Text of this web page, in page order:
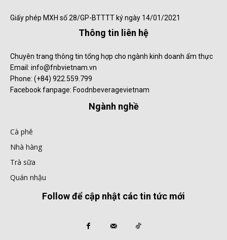
Giấy phép MXH số 28/GP-BTTTT ký ngày 14/01/2021
Thông tin liên hệ
Chuyên trang thông tin tổng hợp cho ngành kinh doanh ẩm thực
Email: info@fnbvietnam.vn
Phone: (+84) 922.559.799
Facebook fanpage: Foodnbeveragevietnam
Ngành nghề
Cà phê
Nhà hàng
Trà sữa
Quán nhậu
Follow để cập nhật các tin tức mới